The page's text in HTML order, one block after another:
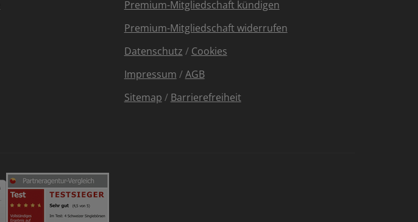
Premium-Mitgliedschaft kündigen
Premium-Mitgliedschaft widerrufen
Datenschutz / Cookies
Impressum /AGB
Sitemap / Barrierefreiheit